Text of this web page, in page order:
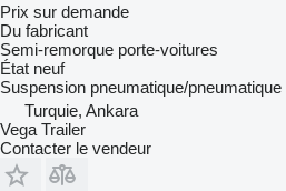
Prix sur demande
Du fabricant
Semi-remorque porte-voitures
État neuf
Suspension pneumatique/pneumatique
Turquie, Ankara
Vega Trailer
Contacter le vendeur